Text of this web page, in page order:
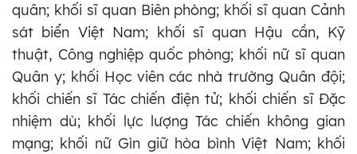
quân; khối sĩ quan Biên phòng; khối sĩ quan Cảnh
sát biển Việt Nam; khối sĩ quan Hậu cần, Kỹ
thuật, Công nghiệp quốc phòng; khối nữ sĩ quan
Quân y; khối Học viên các nhà trường Quân đội;
khối chiến sĩ Tác chiến điện tử; khối chiến sĩ Đặc
nhiệm dù; khối lực lượng Tác chiến không gian
mạng; khối nữ Gìn giữ hòa bình Việt Nam; khối